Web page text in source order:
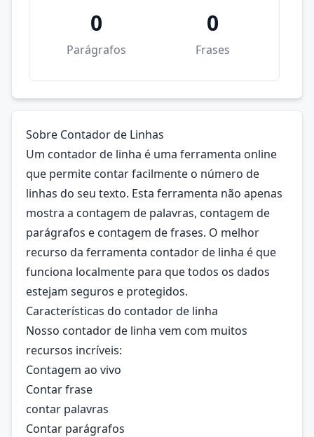
0
Parágrafos
0
Frases
Sobre Contador de Linhas
Um contador de linha é uma ferramenta online
que permite contar facilmente o número de
linhas do seu texto. Esta ferramenta não apenas
mostra a contagem de palavras, contagem de
parágrafos e contagem de frases. O melhor
recurso da ferramenta contador de linha é que
funciona localmente para que todos os dados
estejam seguros e protegidos.
Características do contador de linha
Nosso contador de linha vem com muitos
recursos incríveis:
Contagem ao vivo
Contar frase
contar palavras
Contar parágrafos